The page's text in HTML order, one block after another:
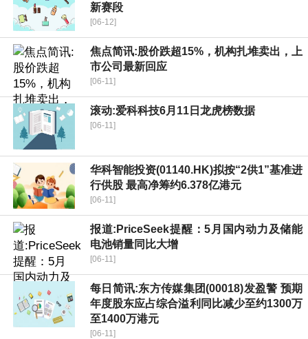
新赛段
[06-12]
焦点简讯:股价跌超15%，机构扎堆卖出，上
市公司最新回应
[06-11]
滚动:爱科科技6月11日龙虎榜数据
[06-11]
华科智能投资(01140.HK)拟按“2供1”基准进
行供股 最高净筹约6.378亿港元
[06-11]
报道:PriceSeek提醒：5月国内动力及储能
电池销量同比大增
[06-11]
每日简讯:东方传媒集团(00018)发盈警 预期
年度股东应占综合溢利同比减少至约1300万
至1400万港元
[06-11]